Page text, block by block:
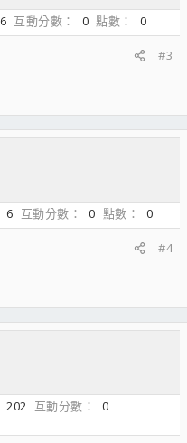
6 互動分數 0 點數
0
#3
6 互動分數 0 點數
0
#4
202 互動分數
0